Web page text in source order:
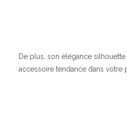
De plus, son élégance
accessoire tendance dans votre